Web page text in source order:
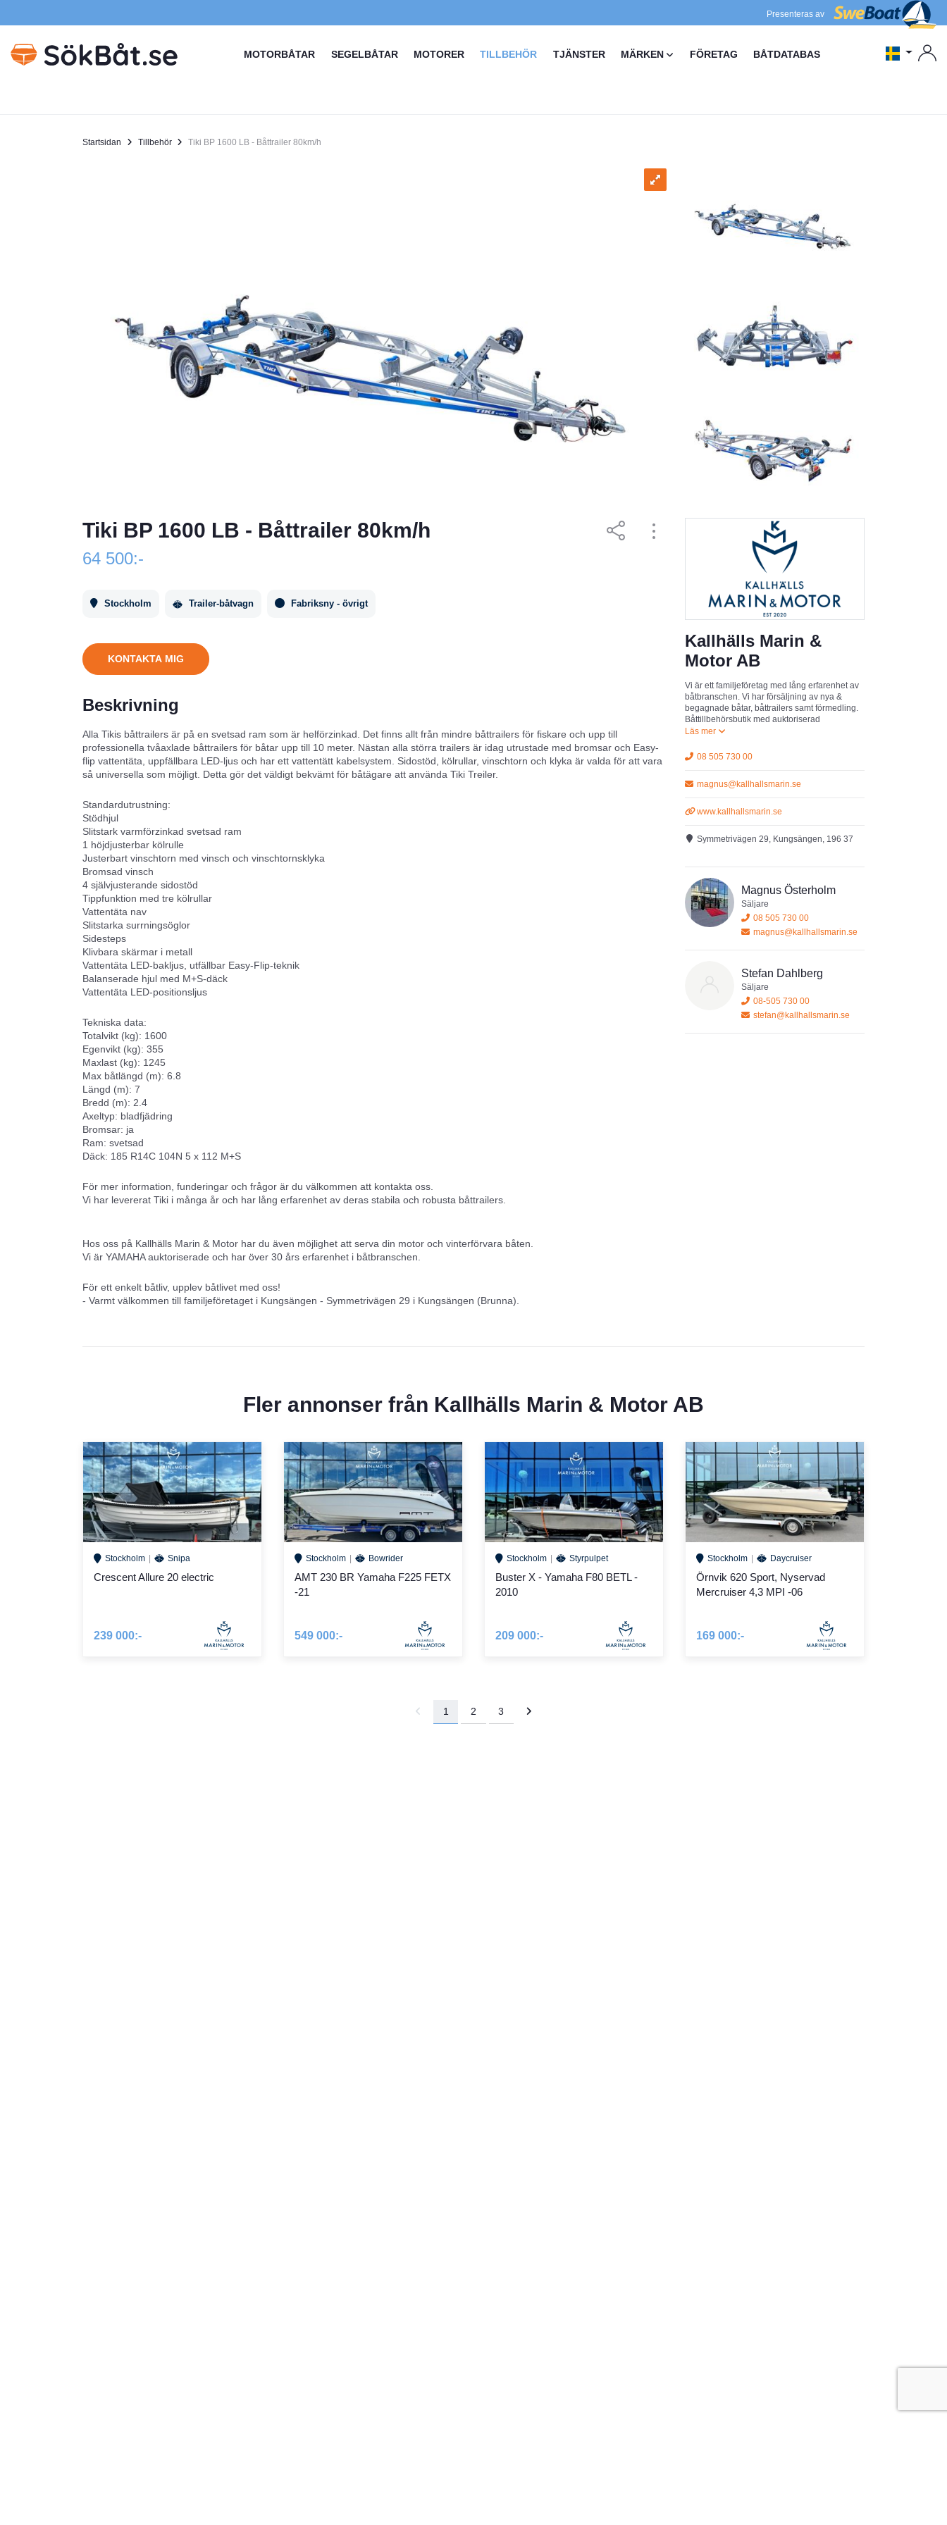
Presenteras av
MOTORBÅTAR SEGELBÅTAR MOTORER TILLBEHÖR TJÄNSTER MÄRKEN FÖRETAG BÅTDATABAS
Startsidan Tillbehör Tiki BP 1600 LB - Båttrailer 80km/h
Tiki BP 1600 LB - Båttrailer 80km/h
64 500:-
Stockholm Trailer-båtvagn Fabriksny - övrigt
KONTAKTA MIG
Beskrivning
Alla Tikis båttrailers är på en svetsad ram som är helförzinkad. Det finns allt från mindre båttrailers för fiskare och upp till
professionella tvåaxlade båttrailers för båtar upp till 10 meter. Nästan alla störra trailers är idag utrustade med bromsar och Easy-
flip vattentäta, uppfällbara LED-ljus och har ett vattentätt kabelsystem. Sidostöd, kölrullar, vinschtorn och klyka är valda för att vara
så universella som möjligt. Detta gör det väldigt bekvämt för båtägare att använda Tiki Treiler.
Standardutrustning:
Stödhjul
Slitstark varmförzinkad svetsad ram
1 höjdjusterbar kölrulle
Justerbart vinschtorn med vinsch och vinschtornsklyka
Bromsad vinsch
4 självjusterande sidostöd
Tippfunktion med tre kölrullar
Vattentäta nav
Slitstarka surrningsöglor
Sidesteps
Klivbara skärmar i metall
Vattentäta LED-bakljus, utfällbar Easy-Flip-teknik
Balanserade hjul med M+S-däck
Vattentäta LED-positionsljus
Tekniska data:
Totalvikt (kg): 1600
Egenvikt (kg): 355
Maxlast (kg): 1245
Маx båtlängd (m): 6.8
Längd (m): 7
Bredd (m): 2.4
Axeltyp: bladfjädring
Bromsar: ja
Ram: svetsad
Däck: 185 R14C 104N 5 x 112 M+S
För mer information, funderingar och frågor är du välkommen att kontakta oss.
Vi har levererat Tiki i många år och har lång erfarenhet av deras stabila och robusta båttrailers.
Hos oss på Kallhälls Marin & Motor har du även möjlighet att serva din motor och vinterförvara båten.
Vi är YAMAHA auktoriserade och har över 30 års erfarenhet i båtbranschen.
För ett enkelt båtliv, upplev båtlivet med oss!
- Varmt välkommen till familjeföretaget i Kungsängen - Symmetrivägen 29 i Kungsängen (Brunna).
Kallhälls Marin &
Motor AB
Vi är ett familjeföretag med lång erfarenhet av
båtbranschen. Vi har försäljning av nya &
begagnade båtar, båttrailers samt förmedling.
Båttillbehörsbutik med auktoriserad
Yamahaverkstad/reservdelar. Vinterförvaring
08 505 730 00
magnus@kallhallsmarin.se
www.kallhallsmarin.se
Symmetrivägen 29, Kungsängen, 196 37
Magnus Österholm
Säljare
08 505 730 00
magnus@kallhallsmarin.se
Stefan Dahlberg
Säljare
08-505 730 00
stefan@kallhallsmarin.se
Fler annonser från Kallhälls Marin & Motor AB
Stockholm Snipa
Crescent Allure 20 electric
239 000:-
Stockholm Bowrider
AMT 230 BR Yamaha F225 FETX
-21
549 000:-
Stockholm Styrpulpet
Buster X - Yamaha F80 BETL -
2010
209 000:-
Stockholm Daycruiser
Örnvik 620 Sport, Nyservad
Mercruiser 4,3 MPI -06
169 000:-
1 2 3